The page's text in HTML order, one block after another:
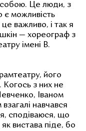
собою. Це люди, з
є можливість
важливо, і так я
— хореограф з
імені В.
його
Когось з них не
Іваном
навчався
сподіваюся, що
вистава піде, бо